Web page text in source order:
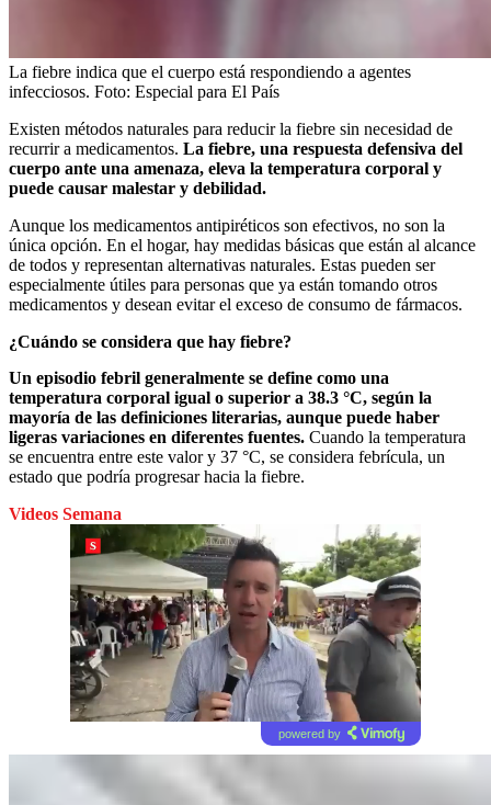
La fiebre indica que el cuerpo está respondiendo a agentes
infecciosos. Foto: Especial para El País
Existen métodos naturales para reducir la fiebre sin necesidad de
recurrir a medicamentos. La fiebre, una respuesta defensiva del
cuerpo ante una amenaza, eleva la temperatura corporal y
puede causar malestar y debilidad.
Aunque los medicamentos antipiréticos son efectivos, no son la
única opción. En el hogar, hay medidas básicas que están al alcance
de todos y representan alternativas naturales. Estas pueden ser
especialmente útiles para personas que ya están tomando otros
medicamentos y desean evitar el exceso de consumo de fármacos.
¿Cuándo se considera que hay fiebre?
Un episodio febril generalmente se define como una
temperatura corporal igual o superior a 38.3 °C, según la
mayoría de las definiciones literarias, aunque puede haber
ligeras variaciones en diferentes fuentes. Cuando la temperatura
se encuentra entre este valor y 37 °C, se considera febrícula, un
estado que podría progresar hacia la fiebre.
Videos Semana
powered by